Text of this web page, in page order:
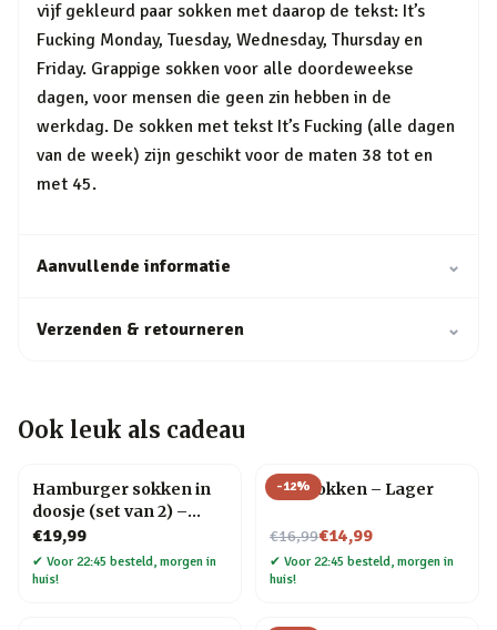
vijf gekleurd paar sokken met daarop de tekst: It’s
Fucking Monday, Tuesday, Wednesday, Thursday en
Friday. Grappige sokken voor alle doordeweekse
dagen, voor mensen die geen zin hebben in de
werkdag. De sokken met tekst It’s Fucking (alle dagen
van de week) zijn geschikt voor de maten 38 tot en
met 45.
Aanvullende informatie ⌄
Verzenden & retourneren ⌄
Ook leuk als cadeau
Hamburger sokken in
doosje (set van 2) –
Maat 41 t/m 45
€19,99
✔ Voor 22:45 besteld, morgen in
huis!
-12%
Bier sokken – Lager
€16,99
Nu voor€14,99
✔ Voor 22:45 besteld, morgen in
huis!